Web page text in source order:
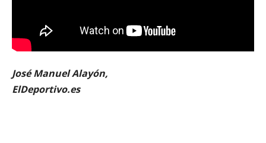
José Manuel Alayón,
ElDeportivo.es